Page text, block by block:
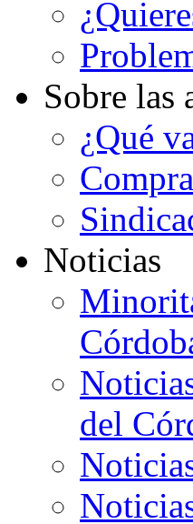
Sobre las
¿Qué
Noticias
del